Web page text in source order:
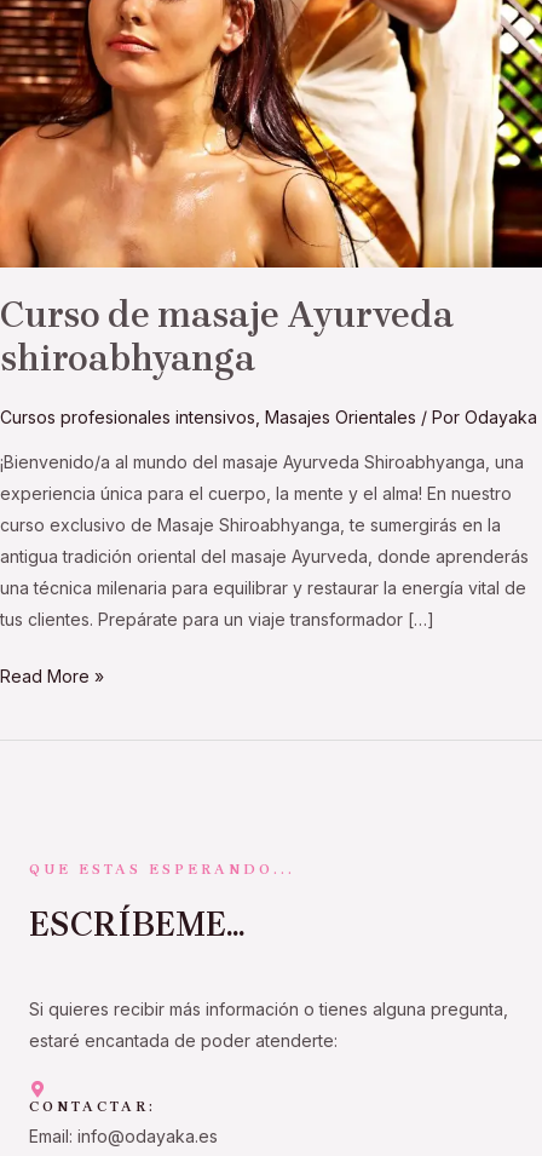
Curso de masaje Ayurveda
shiroabhyanga
Cursos profesionales intensivos Masajes Orientales / Por Odayaka
¡Bienvenido/a al mundo del masaje Ayurveda Shiroabhyanga, una
experiencia única para el cuerpo, la mente y el alma! En nuestro
curso exclusivo de Masaje Shiroabhyanga, te sumergirás en la
antigua tradición oriental del masaje Ayurveda, donde aprenderás
una técnica milenaria para equilibrar y restaurar la energía vital de
tus clientes. Prepárate para un viaje transformador […]
Read More »
QUE ESTAS ESPERANDO...
ESCRÍBEME...
Si quieres recibir más información o tienes alguna pregunta,
estaré encantada de poder atenderte:
CONTACTAR:
Email: info@odayaka.es